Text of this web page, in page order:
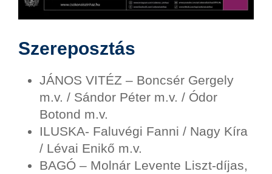
Szereposztás
JÁNOS VITÉZ – Boncsér Gergely
m.v. / Sándor Péter m.v. / Ódor
Botond m.v.
ILUSKA- Faluvégi Fanni / Nagy Kíra
/ Lévai Enikő m.v.
BAGÓ – Molnár Levente Liszt-díjas,